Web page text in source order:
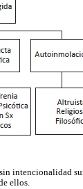
intencionalidad
ellos.